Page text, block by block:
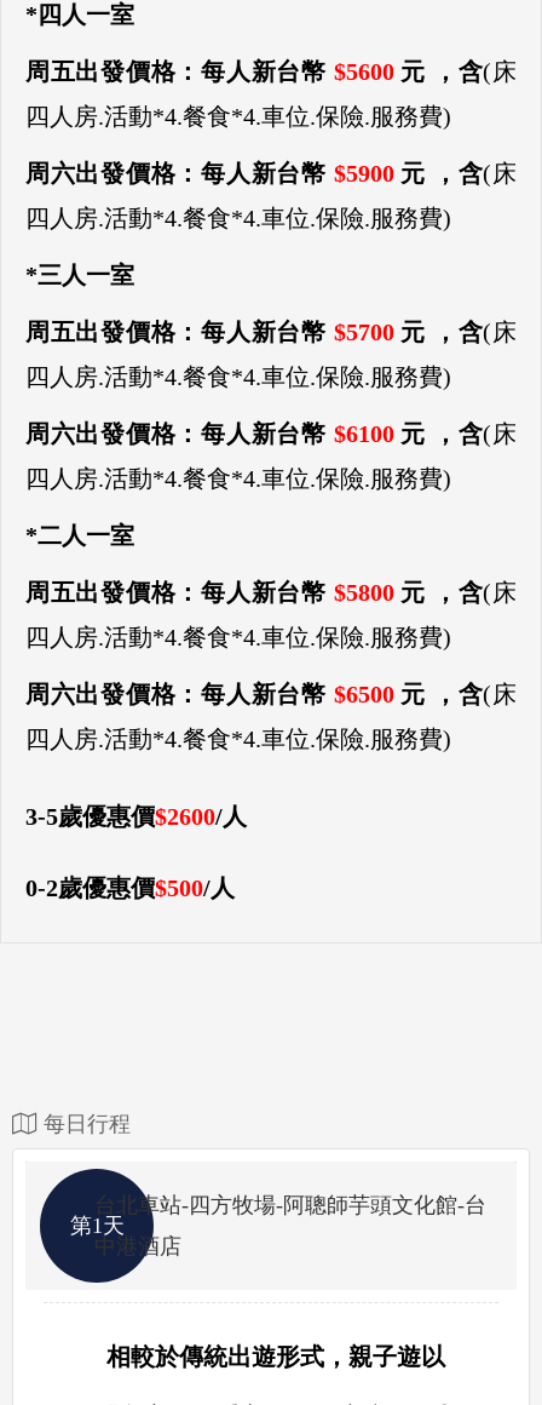
*四人一室
周五出發價格：每人新台幣 $5600 元 ，含(床
四人房.活動*4.餐食*4.車位.保險.服務費)
周六出發價格：每人新台幣 $5900 元 ，含(床
四人房.活動*4.餐食*4.車位.保險.服務費)
*三人一室
周五出發價格：每人新台幣 $5700 元 ，含(床
四人房.活動*4.餐食*4.車位.保險.服務費)
周六出發價格：每人新台幣 $6100 元 ，含(床
四人房.活動*4.餐食*4.車位.保險.服務費)
*二人一室
周五出發價格：每人新台幣 $5800 元 ，含(床
四人房.活動*4.餐食*4.車位.保險.服務費)
周六出發價格：每人新台幣 $6500 元 ，含(床
四人房.活動*4.餐食*4.車位.保險.服務費)
3-5歲優惠價$2600/人
0-2歲優惠價$500/人
每日行程
第1天
台北車站-四方牧場-阿聰師芋頭文化館-台
中港酒店
相較於傳統出遊形式，親子遊以